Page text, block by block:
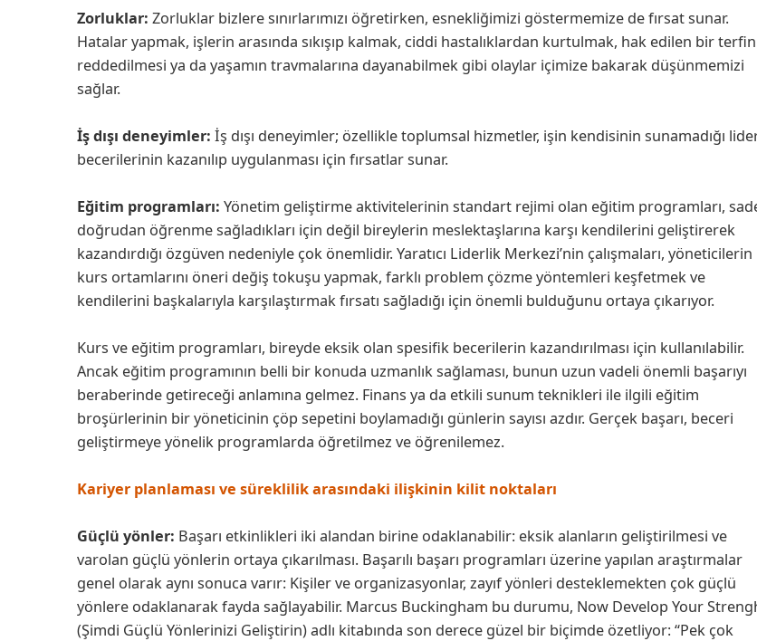
Zorluklar: Zorluklar bizlere sınırlarımızı öğretirken, esnekliğimizi göstermemize de fırsat sunar.
Hatalar yapmak, işlerin arasında sıkışıp kalmak, ciddi hastalıklardan kurtulmak, hak edilen bir
reddedilmesi ya da yaşamın travmalarına dayanabilmek gibi olaylar içimize bakarak düşünmemizi
sağlar.
İş dışı deneyimler: İş dışı deneyimler; özellikle toplumsal hizmetler, işin kendisinin sunamadığı
becerilerinin kazanılıp uygulanması için fırsatlar sunar.
Eğitim programları: Yönetim geliştirme aktivitelerinin standart rejimi olan eğitim programları,
doğrudan öğrenme sağladıkları için değil bireylerin meslektaşlarına karşı kendilerini geliştirerek
kazandırdığı özgüven nedeniyle çok önemlidir. Yaratıcı Liderlik Merkezi’nin çalışmaları, yöneticilerin
kurs ortamlarını öneri değiş tokuşu yapmak, farklı problem çözme yöntemleri keşfetmek ve
kendilerini başkalarıyla karşılaştırmak fırsatı sağladığı için önemli bulduğunu ortaya çıkarıyor.
Kurs ve eğitim programları, bireyde eksik olan spesifik becerilerin kazandırılması için kullanılabilir.
Ancak eğitim programının belli bir konuda uzmanlık sağlaması, bunun uzun vadeli önemli başarıyı
beraberinde getireceği anlamına gelmez. Finans ya da etkili sunum teknikleri ile ilgili eğitim
broşürlerinin bir yöneticinin çöp sepetini boylamadığı günlerin sayısı azdır. Gerçek başarı, beceri
geliştirmeye yönelik programlarda öğretilmez ve öğrenilemez.
Kariyer planlaması ve süreklilik arasındaki ilişkinin kilit noktaları
Güçlü yönler: Başarı etkinlikleri iki alandan birine odaklanabilir: eksik alanların geliştirilmesi ve
varolan güçlü yönlerin ortaya çıkarılması. Başarılı başarı programları üzerine yapılan araştırmalar
genel olarak aynı sonuca varır: Kişiler ve organizasyonlar, zayıf yönleri desteklemekten çok güçlü
yönlere odaklanarak fayda sağlayabilir. Marcus Buckingham bu durumu, Now Develop Your
(Şimdi Güçlü Yönlerinizi Geliştirin) adlı kitabında son derece güzel bir biçimde özetliyor: “Pek çok